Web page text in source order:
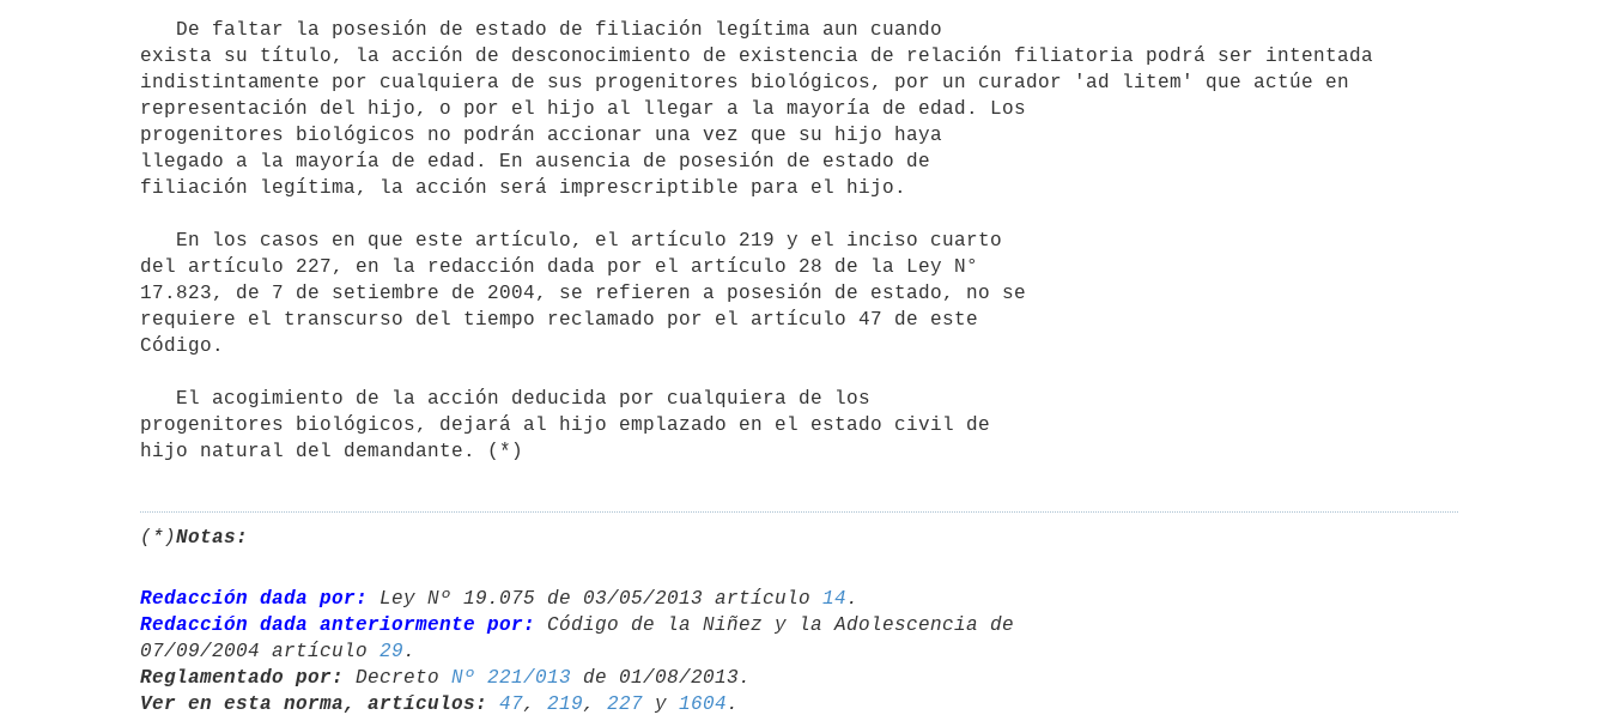
exista su título, la acción de desconocimiento de existencia de relación filiatoria podrá ser intentada
indistintamente por cualquiera de sus progenitores biológicos, por un curador 'ad litem' que actúe en
representación del hijo, o por el hijo al llegar a la mayoría de edad. Los
progenitores biológicos no podrán accionar una vez que su hijo haya
llegado a la mayoría de edad. En ausencia de posesión de estado de
filiación legítima, la acción será imprescriptible para el hijo.
del artículo 227, en la redacción dada por el artículo 28 de la Ley N°
17.823, de 7 de setiembre de 2004, se refieren a posesión de estado, no se
requiere el transcurso del tiempo reclamado por el artículo 47 de este
Código.
progenitores biológicos, dejará al hijo emplazado en el estado civil de
hijo natural del demandante. (*)
(*)Notas:
Redacción dada por: Ley Nº 19.075 de 03/05/2013 artículo 14
Redacción dada anteriormente por:
Código de la Niñez y la Adolescencia de
07/09/2004 artículo 29
Reglamentado por:
Decreto Nº 221/013
Ver en esta norma, artículos:
47, 219, 227 y 1604